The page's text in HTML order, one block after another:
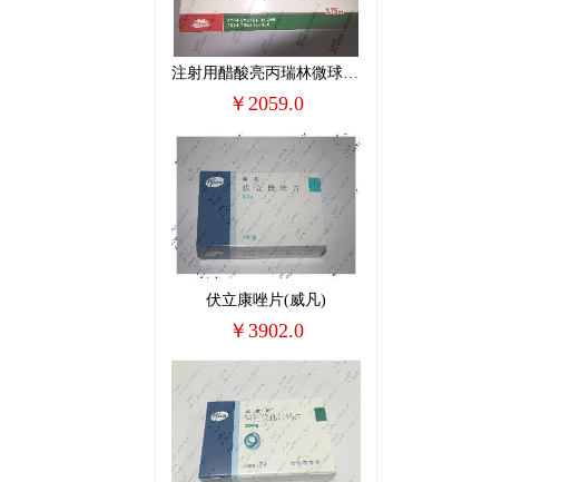
注射用醋酸亮丙瑞林微球(抑那通)
￥2059.0
伏立康唑片(威凡)
￥3902.0